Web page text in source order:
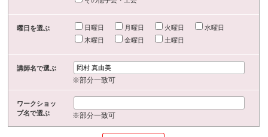
曜日を選ぶ 日曜日 月曜日 火曜日
水曜日
木曜日
金曜日 土曜日
講師名で選ぶ
※部分一致可
ワークショッ
プ名で選ぶ
※部分一致可